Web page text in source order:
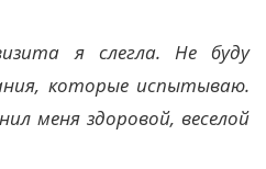
я слегла. Не буду
которые испытываю.
меня здоровой, веселой